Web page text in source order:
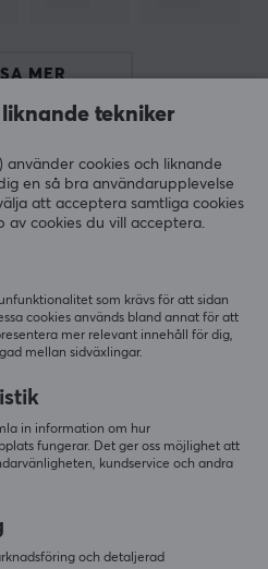
MER
0%
0%
0%
tekniker
använder cookies och liknande
en så bra användarupplevelse
att acceptera samtliga cookies
av cookies du vill acceptera.
som krävs för att sidan
cookies används bland annat för att
mer relevant innehåll för dig,
mellan sidväxlingar.
in information om hur
fungerar. Det ger oss möjlighet att
kundservice och andra
och detaljerad